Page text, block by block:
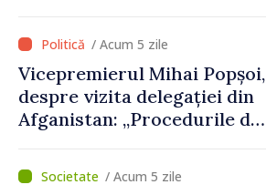
parcursul lunii august
/ Acum 5 zile
Vicepremierul Mihai Popșoi,
despre vizita delegației din
Afganistan: „Procedurile de
respectate întocmai. Nu s-
au constatat încălcări ale
/ Acum 5 zile